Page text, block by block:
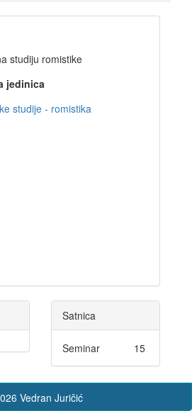
studiju romistike
jedinica
studije - romistika
Satnica
Seminar 15
Vedran Juričić